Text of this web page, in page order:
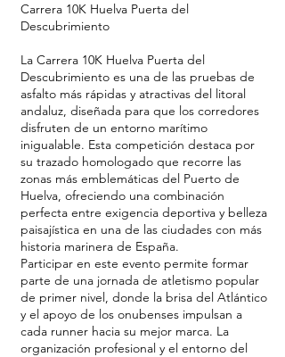
Carrera 10K Huelva Puerta del
Descubrimiento
La Carrera 10K Huelva Puerta del
Descubrimiento es una de las pruebas de
asfalto más rápidas y atractivas del litoral
andaluz, diseñada para que los corredores
disfruten de un entorno marítimo
inigualable. Esta competición destaca por
su trazado homologado que recorre las
zonas más emblemáticas del Puerto de
Huelva, ofreciendo una combinación
perfecta entre exigencia deportiva y belleza
paisajística en una de las ciudades con más
historia marinera de España.
Participar en este evento permite formar
parte de una jornada de atletismo popular
de primer nivel, donde la brisa del Atlántico
y el apoyo de los onubenses impulsan a
cada runner hacia su mejor marca. La
organización profesional y el entorno del